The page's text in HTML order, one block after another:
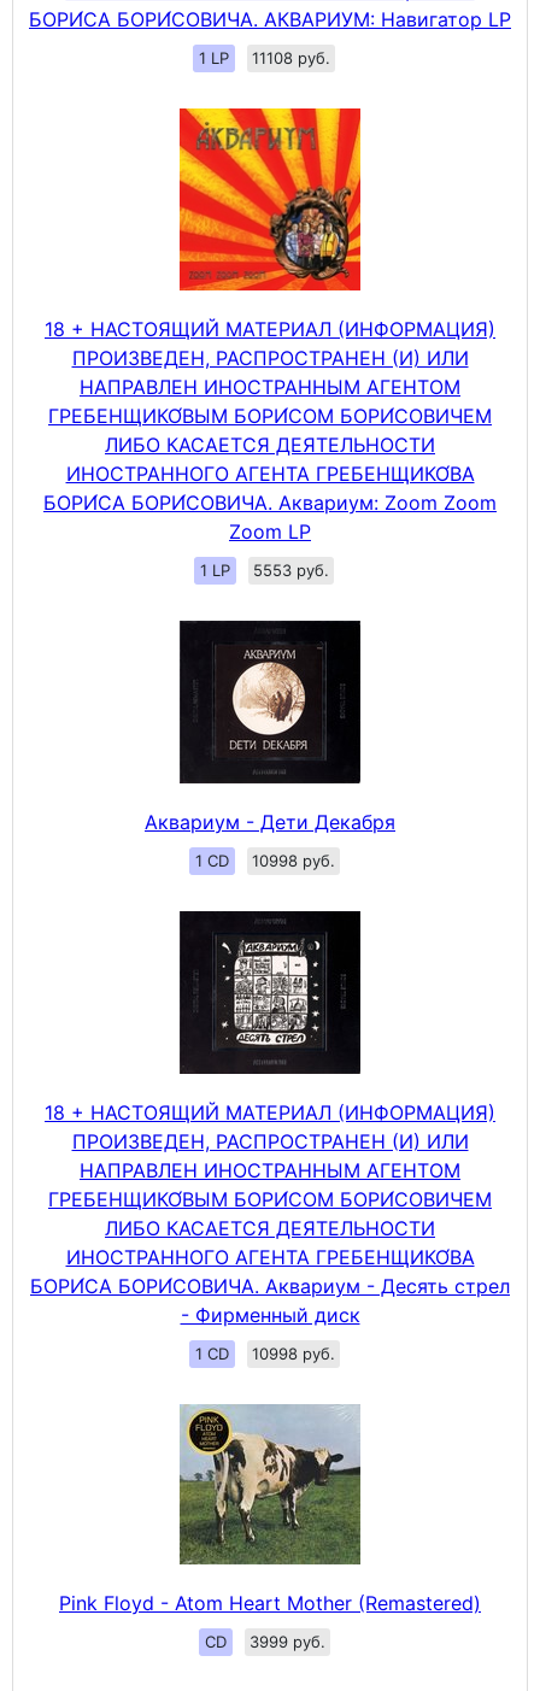
БОРИ́СА БОРИ́СОВИЧА. АКВАРИУМ: Навигатор LP
1 LP 11108 руб.
18 + НАСТОЯЩИЙ МАТЕРИАЛ (ИНФОРМАЦИЯ)
ПРОИЗВЕДЕН, РАСПРОСТРАНЕН (И) ИЛИ
НАПРАВЛЕН ИНОСТРАННЫМ АГЕНТОМ
ГРЕБЕНЩИКО́ВЫМ БОРИ́СОМ БОРИ́СОВИЧЕМ
ЛИБО КАСАЕТСЯ ДЕЯТЕЛЬНОСТИ
ИНОСТРАННОГО АГЕНТА ГРЕБЕНЩИКО́ВА
БОРИ́СА БОРИ́СОВИЧА. Аквариум: Zoom Zoom
Zoom LP
1 LP 5553 руб.
Аквариум - Дети Декабря
1 CD 10998 руб.
18 + НАСТОЯЩИЙ МАТЕРИАЛ (ИНФОРМАЦИЯ)
ПРОИЗВЕДЕН, РАСПРОСТРАНЕН (И) ИЛИ
НАПРАВЛЕН ИНОСТРАННЫМ АГЕНТОМ
ГРЕБЕНЩИКО́ВЫМ БОРИ́СОМ БОРИ́СОВИЧЕМ
ЛИБО КАСАЕТСЯ ДЕЯТЕЛЬНОСТИ
ИНОСТРАННОГО АГЕНТА ГРЕБЕНЩИКО́ВА
БОРИ́СА БОРИ́СОВИЧА. Аквариум - Десять стрел
- Фирменный диск
1 CD 10998 руб.
Pink Floyd - Atom Heart Mother (Remastered)
CD 3999 руб.